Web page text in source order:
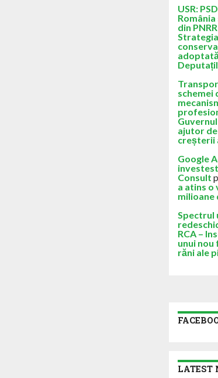
USR:
din
schemei
ajutor
creșterii
Google
Consult
a atins o
milioane
Spectrul
RCA –
unui nou
răni ale
LATEST